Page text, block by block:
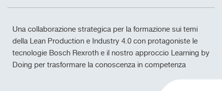
Una collaborazione strategica per la formazione sui temi
della Lean Production e Industry 4.0 con protagoniste le
tecnologie Bosch Rexroth e il nostro approccio Learning by
Doing per trasformare la conoscenza in competenza